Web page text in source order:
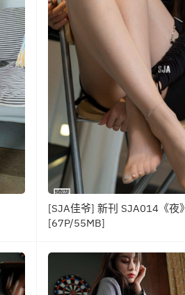
[SJA佳爷] 新刊 SJA014《夜》
[67P/55MB]